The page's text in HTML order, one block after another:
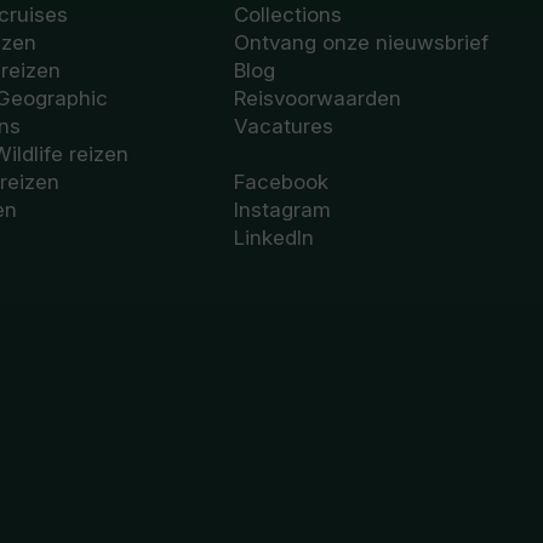
reizen
Collections
Ontvang onze nieuwsbrief
Blog
Reisvoorwaarden
Vacatures
Facebook
Instagram
LinkedIn